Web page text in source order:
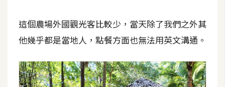
這個農場外國觀光客比較少，當天除了我們之外其
他幾乎都是當地人，點餐方面也無法用英文溝通。